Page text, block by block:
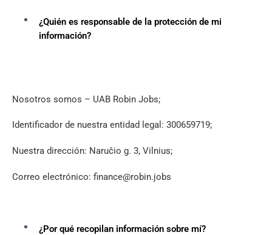
¿Quién es responsable de la protección de mi
información?
Nosotros somos – UAB Robin Jobs;
Identificador de nuestra entidad legal: 300659719;
Nuestra dirección: Naručio g. 3, Vilnius;
Correo electrónico: finance@robin.jobs
¿Por qué recopilan información sobre mí?